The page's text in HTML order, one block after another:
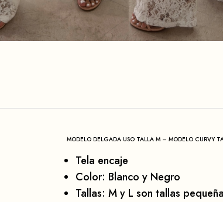
MODELO DELGADA USO TALLA M – MODELO CURVY
Tela encaje
Color: Blanco y Negro
Tallas: M y L son tallas